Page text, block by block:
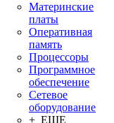
Материнские
платы
Оперативная
память
Процессоры
Программное
обеспечение
Сетевое
оборудование
+ ЕЩЕ